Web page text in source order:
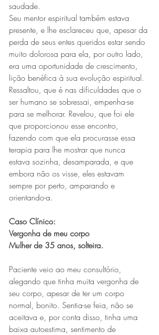
saudade.
Seu mentor espiritual também estava
presente, e lhe esclareceu que, apesar da
perda de seus entes queridos estar sendo
muito dolorosa para ela, por outro lado,
era uma oportunidade de crescimento,
lição benéfica à sua evolução espiritual.
Ressaltou, que é nas dificuldades que o
ser humano se sobressai, empenha-se
para se melhorar. Revelou, que foi ele
que proporcionou esse encontro,
fazendo com que ela procurasse essa
terapia para lhe mostrar que nunca
estava sozinha, desamparada, e que
embora não os visse, eles estavam
sempre por perto, amparando e
orientando-a.
Caso Clínico:
Vergonha de meu corpo
Mulher de 35 anos, solteira.
Paciente veio ao meu consultório,
alegando que tinha muita vergonha de
seu corpo, apesar de ter um corpo
normal, bonito. Sentia-se feia, não se
aceitava e, por conta disso, tinha uma
baixa autoestima, sentimento de